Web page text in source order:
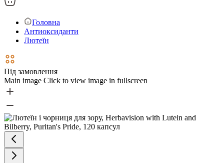
Головна
Антиоксиданти
Лютеїн
Під замовлення
Main image Click to view image in fullscreen